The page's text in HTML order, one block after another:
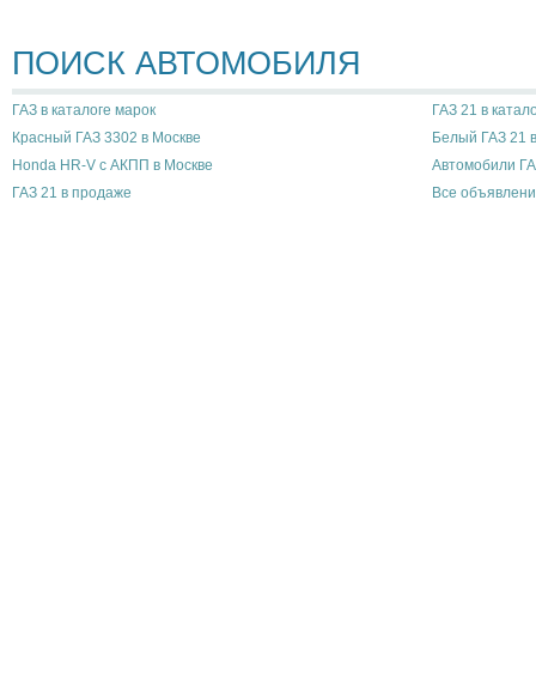
ПОИСК АВТОМОБИЛЯ
ГАЗ в каталоге марок
ГАЗ 21 в
Красный ГАЗ 3302 в Москве
Белый ГАЗ 21
Honda HR-V с АКПП в Москве
Автомобили
ГАЗ 21 в продаже
Все